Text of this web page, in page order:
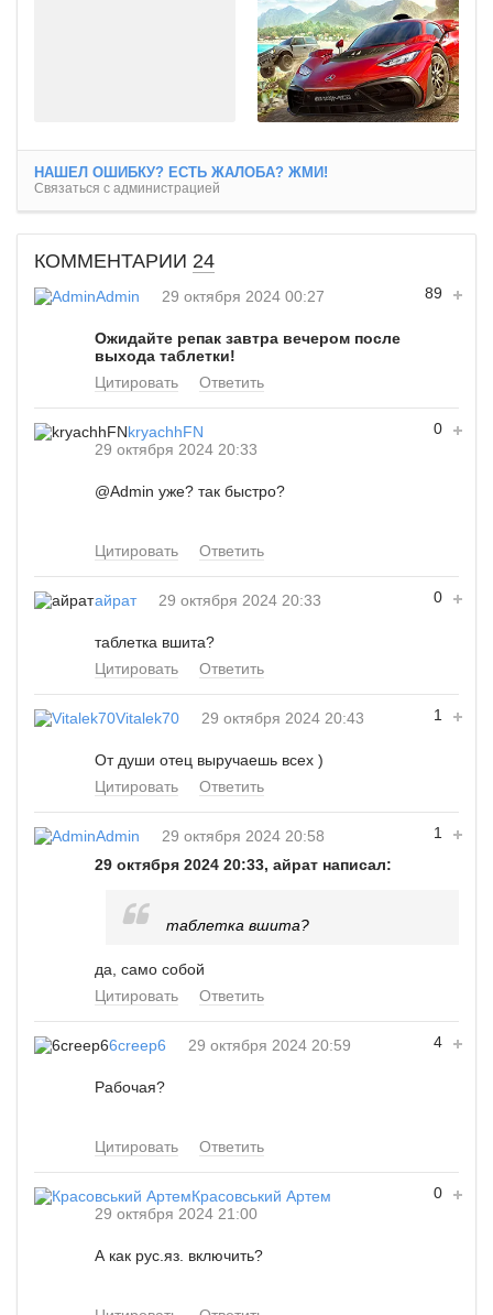
НАШЕЛ ОШИБКУ? ЕСТЬ ЖАЛОБА? ЖМИ!
Связаться с администрацией
КОММЕНТАРИИ 24
89
Admin 29 октября 2024 00:27
Ожидайте репак завтра вечером после
выхода таблетки!
Цитировать
Ответить
0
kryachhFN
29 октября 2024 20:33
@Admin уже? так быстро?
Цитировать Ответить
0
айрат 29 октября 2024 20:33
таблетка вшита?
Цитировать
Ответить
1
Vitalek70 29 октября 2024 20:43
От души отец выручаешь всех )
Цитировать
Ответить
1
Admin
29 октября 2024 20:58
29 октября 2024 20:33, айрат написал:
таблетка вшита?
да, само собой
Цитировать
Ответить
4
6creep6 29 октября 2024 20:59
Рабочая?
Цитировать Ответить
0
Красовський Артем
29 октября 2024 21:00
А как рус.яз. включить?